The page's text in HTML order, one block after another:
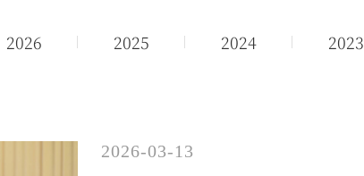
2026 2025 2024 2023
2026-03-13